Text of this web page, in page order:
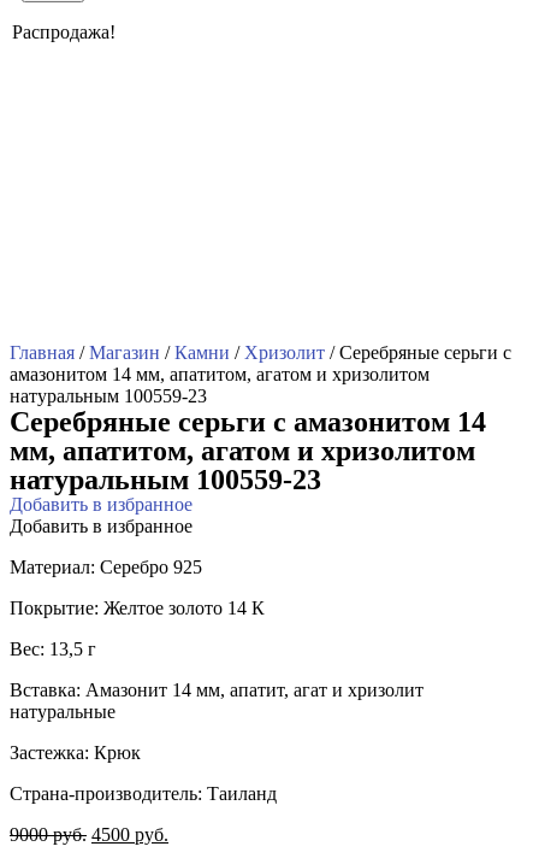
Распродажа!
Главная /Магазин /Камни / Хризолит / Серебряные серьги с
амазонитом 14 мм, апатитом, агатом и хризолитом
натуральным 100559-23
Серебряные серьги с амазонитом 14
мм, апатитом, агатом и хризолитом
натуральным 100559-23
Добавить в избранное
Добавить в избранное
Материал: Серебро 925
Покрытие: Желтое золото 14 К
Вес: 13,5 г
Вставка: Амазонит 14 мм, апатит, агат и хризолит
натуральные
Застежка: Крюк
Страна-производитель: Таиланд
9000руб. 4500 руб.